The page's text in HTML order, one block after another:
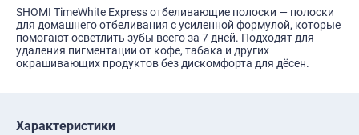
SHOMI TimeWhite Express отбеливающие полоски — полоски
для домашнего отбеливания с усиленной формулой, которые
помогают осветлить зубы всего за 7 дней. Подходят для
удаления пигментации от кофе, табака и других
окрашивающих продуктов без дискомфорта для дёсен.
Характеристики